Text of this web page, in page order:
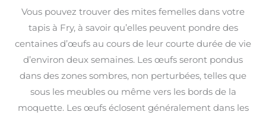
Vous pouvez trouver des mites femelles dans votre
tapis à Fry, à savoir qu’elles peuvent pondre des
centaines d’œufs au cours de leur courte durée de vie
d’environ deux semaines. Les œufs seront pondus
dans des zones sombres, non perturbées, telles que
sous les meubles ou même vers les bords de la
moquette. Les œufs éclosent généralement dans les